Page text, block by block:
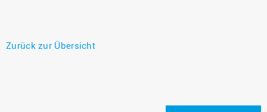
Zurück zur Übersicht